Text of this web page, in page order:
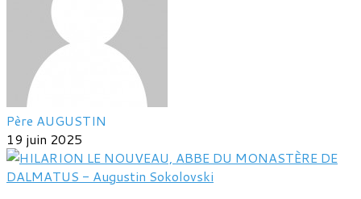
Père AUGUSTIN
19 juin 2025